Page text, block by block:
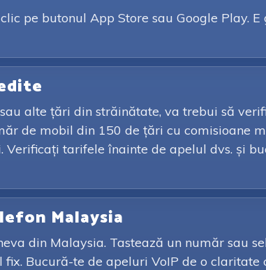
pe butonul App Store sau Google Play.
alte țări din străinătate, va trebui să
de mobil din 150 de țări cu comisioane
Verificați tarifele înainte de apelul dvs. și
Malaysia
din Malaysia. Tastează un număr sau
Bucură-te de apeluri VoIP de o